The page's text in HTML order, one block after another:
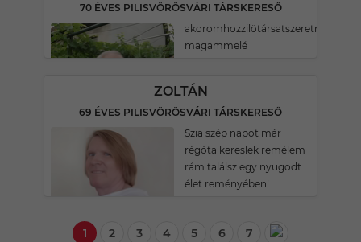
70 ÉVES PILISVÖRÖSVÁRI TÁRSKERESŐ
akoromhozzilötársatszeretnék
magammelé
ZOLTÁN
69 ÉVES PILISVÖRÖSVÁRI TÁRSKERESŐ
Szia szép napot már
régóta kereslek remélem
rám találsz egy nyugodt
élet reményében!
1 2 3 4 5 6 7